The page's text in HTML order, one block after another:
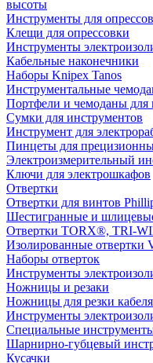
высоты
Инструменты для
Клещи для опрессовки
Инструменты
Кабельные наконечники
Наборы Knipex Tanos
Инструментальные
Портфели и чемоданы для
Сумки для инструментов
Инструмент для
Пинцеты для
Электроизмерительный
Ключи для электрошкафов
Отвертки
Отвертки для винтов
Шестигранные и
Отвертки TORX®, TRI-
Изолированные отвертки
Наборы отверток
Инструменты
Ножницы и резаки
Ножницы для резки
Инструменты
Специальные
Шарнирно-губцевый
Кусачки